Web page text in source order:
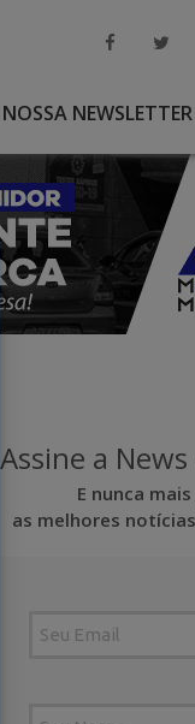
NEWSLETTER
Assine a News
E nunca
as melhores